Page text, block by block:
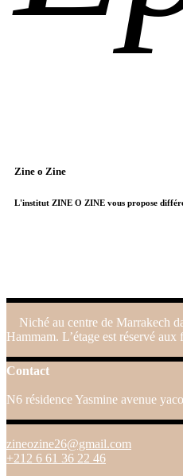
Zine o Zine
L'institut ZINE O ZINE vous propose
Niché au centre de Marrakech
Hammam. L’étage est réservé aux
Contact
N6 résidence Yasmine avenue
zineozine26@gmail.com
+212 6 61 36 22 46